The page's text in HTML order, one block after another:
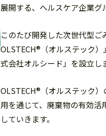
展開する、ヘルスケア企業グ
このたび開発した次世代型
OLSTECH®（オルステック
式会社オルシード」を設立し
OLSTECH®（オルステック
用を通じて、廃棄物の有効
していきます。